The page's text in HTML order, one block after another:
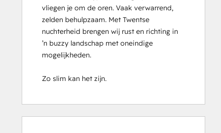
HubSpot
for
HubSpot Marketing Hub Software
HubSpot Reporting
Certification
HubSpot Solutions Partner
vliegen je om de oren. Vaak verwarrend,
zelden behulpzaam. Met Twentse
nuchterheid brengen wij rust en richting in
’n buzzy landschap met oneindige
mogelijkheden.
Zo slim kan het zijn.